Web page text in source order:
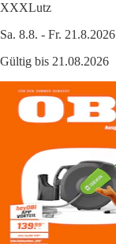
XXXLutz
Sa. 8.8. - Fr. 21.8.2026
Gültig bis 21.08.2026